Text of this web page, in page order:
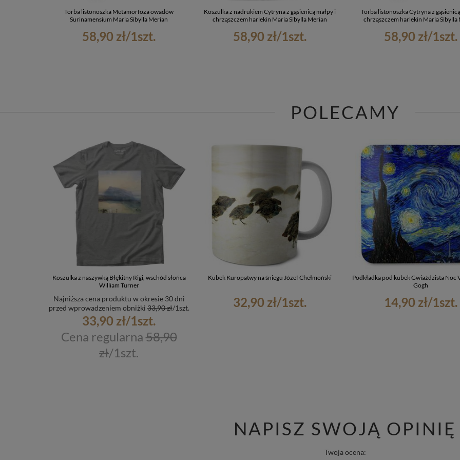
Torba listonoszka Metamorfoza owadów
Surinamensium Maria Sibylla Merian
58,90 zł/1szt.
Koszulka z nadrukiem Cytryna z gąsienicą małpy i
chrząszczem harlekin Maria Sibylla Merian
58,90 zł/1szt.
Torba listonoszka Cytryna z
chrząszczem harlekin Maria Sibylla
58,90 zł/1szt.
POLECAMY
Koszulka z naszywką Błękitny Rigi, wschód słońca
William Turner
33,90 zł/1szt.
Najniższa cena produktu w okresie 30 dni
przed wprowadzeniem obniżki33,90 zł/1szt.
Cena regularna58,90
zł/1szt.
Kubek Kuropatwy na śniegu Józef Chełmoński
32,90 zł/1szt.
Podkładka pod kubek Gwiaździsta Noc
Gogh
14,90 zł/1szt.
NAPISZ SWOJĄ OPINIĘ
Twoja ocena: